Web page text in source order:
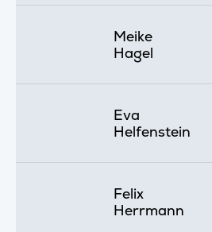
Meike
Hagel
Eva
Helfenstein
Felix
Herrmann